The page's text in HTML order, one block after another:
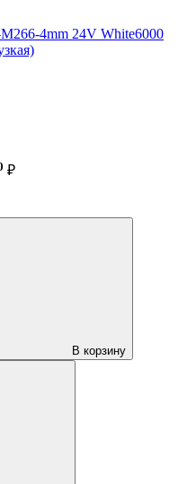
4mm 24V White6000
₽
В корзину